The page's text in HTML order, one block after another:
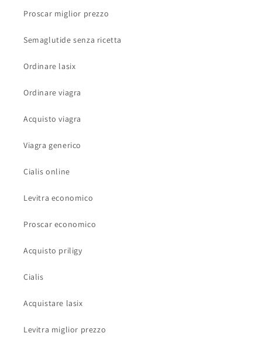
Proscar miglior prezzo
Semaglutide senza ricetta
Ordinare lasix
Ordinare viagra
Acquisto viagra
Viagra generico
Cialis online
Levitra economico
Proscar economico
Acquisto priligy
Cialis
Acquistare lasix
Levitra miglior prezzo